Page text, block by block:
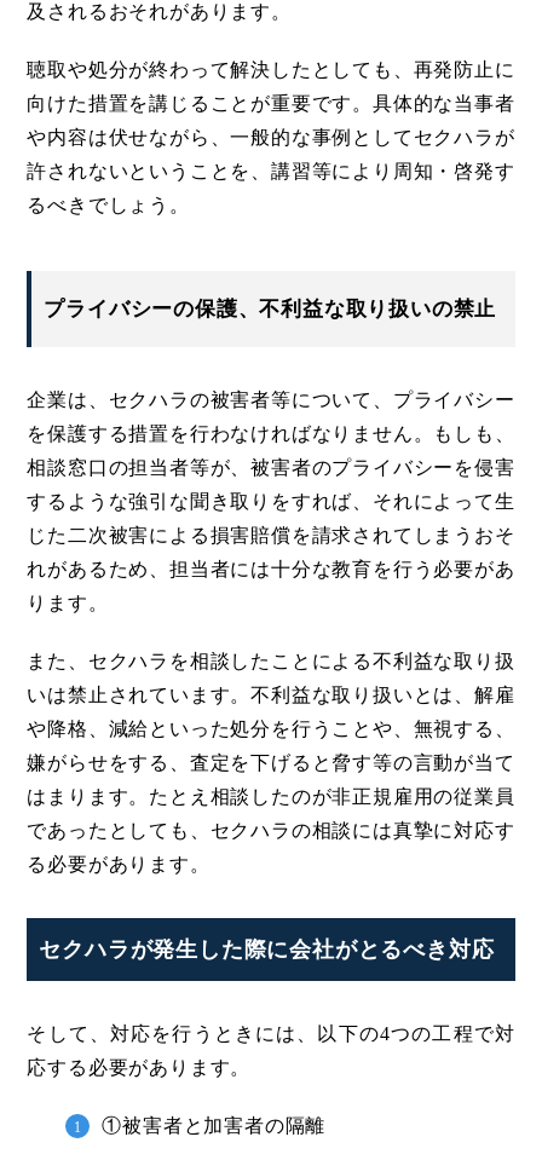
及されるおそれがあります。
聴取や処分が終わって解決したとしても、再発防止に
向けた措置を講じることが重要です。具体的な当事者
や内容は伏せながら、一般的な事例としてセクハラが
許されないということを、講習等により周知・啓発す
るべきでしょう。
プライバシーの保護、不利益な取り扱いの禁止
企業は、セクハラの被害者等について、プライバシー
を保護する措置を行わなければなりません。もしも、
相談窓口の担当者等が、被害者のプライバシーを侵害
するような強引な聞き取りをすれば、それによって生
じた二次被害による損害賠償を請求されてしまうおそ
れがあるため、担当者には十分な教育を行う必要があ
ります。
また、セクハラを相談したことによる不利益な取り扱
いは禁止されています。不利益な取り扱いとは、解雇
や降格、減給といった処分を行うことや、無視する、
嫌がらせをする、査定を下げると脅す等の言動が当て
はまります。たとえ相談したのが非正規雇用の従業員
であったとしても、セクハラの相談には真摯に対応す
る必要があります。
セクハラが発生した際に会社がとるべき対応
そして、対応を行うときには、以下の4つの工程で対
応する必要があります。
①被害者と加害者の隔離